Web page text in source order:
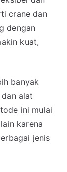
crane dan
dengan
kuat,
banyak
alat
ini mulai
karena
jenis